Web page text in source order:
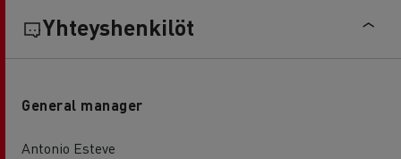
Yhteyshenkilöt
General manager
Antonio Esteve